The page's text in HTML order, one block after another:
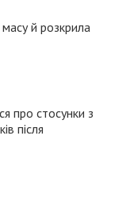
й розкрила
про стосунки з
після